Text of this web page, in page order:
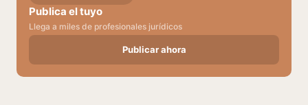
Publica el tuyo
Llega a miles de profesionales jurídicos
Publicar ahora